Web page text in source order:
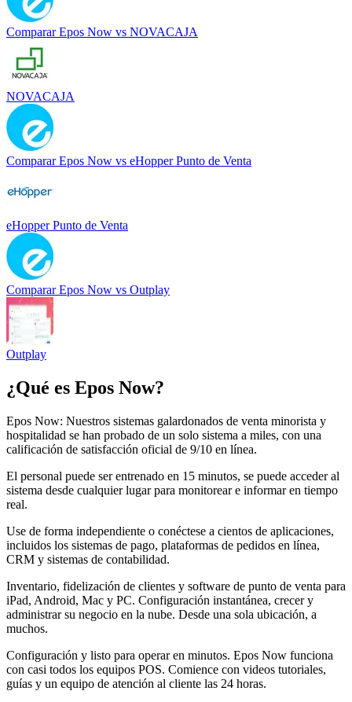
Comparar Epos Now vs NOVACAJA
NOVACAJA
Comparar Epos Now vs eHopper Punto de Venta
eHopper Punto de Venta
Comparar Epos Now vs Outplay
Outplay
¿Qué es Epos Now?
Epos Now: Nuestros sistemas galardonados de venta minorista y
hospitalidad se han probado de un solo sistema a miles, con una
calificación de satisfacción oficial de 9/10 en línea.
El personal puede ser entrenado en 15 minutos, se puede acceder al
sistema desde cualquier lugar para monitorear e informar en tiempo
real.
Use de forma independiente o conéctese a cientos de aplicaciones,
incluidos los sistemas de pago, plataformas de pedidos en línea,
CRM y sistemas de contabilidad.
Inventario, fidelización de clientes y software de punto de venta para
iPad, Android, Mac y PC. Configuración instantánea, crecer y
administrar su negocio en la nube. Desde una sola ubicación, a
muchos.
Configuración y listo para operar en minutos. Epos Now funciona
con casi todos los equipos POS. Comience con videos tutoriales,
guías y un equipo de atención al cliente las 24 horas.